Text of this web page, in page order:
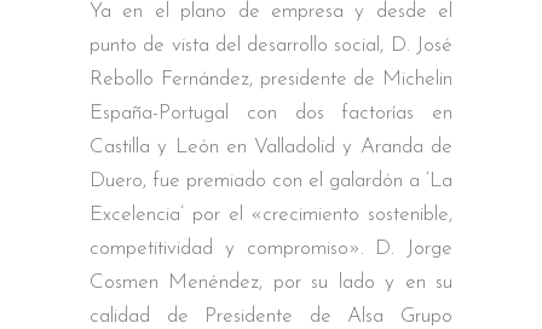
Ya en el plano de empresa y desde el
punto de vista del desarrollo social, D. José
Rebollo Fernández, presidente de Michelin
España-Portugal con dos factorías en
Castilla y León en Valladolid y Aranda de
Duero, fue premiado con el galardón a ‘La
Excelencia’ por el «crecimiento sostenible,
competitividad y compromiso». D. Jorge
Cosmen Menéndez, por su lado y en su
calidad de Presidente de Alsa Grupo